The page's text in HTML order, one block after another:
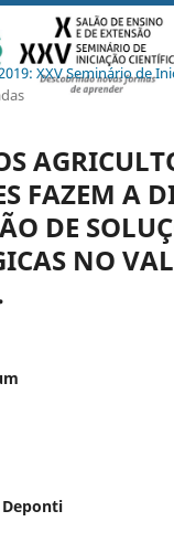
XXV Seminário de
FAZEM A
DE
NO